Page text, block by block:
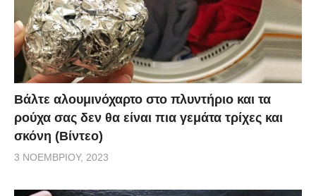
Βάλτε αλουμινόχαρτο στο πλυντήριο και τα
ρούχα σας δεν θα είναι πια γεμάτα τρίχες και
σκόνη (Βίντεο)
3 ΝΟΕΜΒΡΊΟΥ, 2023